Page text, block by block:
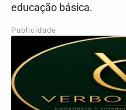
educação básica.
Publicidade